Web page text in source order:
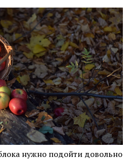
нужно подойти довольно